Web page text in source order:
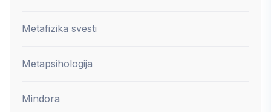
Metafizika svesti
Metapsihologija
Mindora